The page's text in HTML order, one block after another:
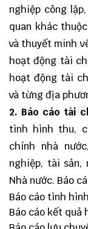
nghiệp công
quan khác
và thuyết minh
hoạt động tài
hoạt động tài
và từng địa
2. Báo cáo tài
tình hình thu,
chính nhà
nghiệp, tài sản,
Nhà nước. Báo
Báo cáo tình
Báo cáo kết quả